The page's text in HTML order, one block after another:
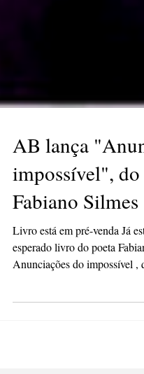
AB lança
impossível", do
Fabiano Silmes
esperado livro do poeta